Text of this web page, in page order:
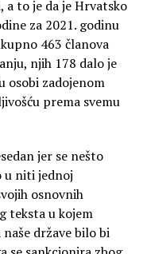
a to je da je Hrvatsko
za 2021. godinu
463 članova
njih 178 dalo je
osobi zadojenom
prema svemu
jer se nešto
u niti jednoj
osnovnih
teksta u kojem
države bilo bi